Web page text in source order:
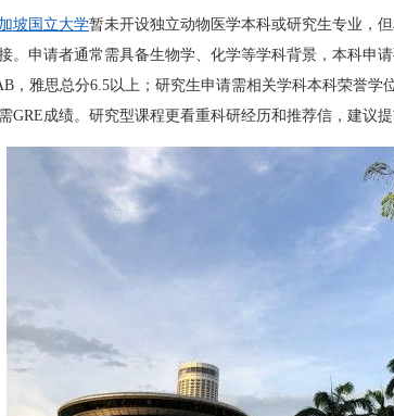
坡国立大学暂未开设独立动物医学本科或研究生专业，
。申请者通常需具备生物学、化学等学科背景，本科申
，雅思总分6.5以上；研究生申请需相关学科本科荣誉学
GRE成绩。研究型课程更看重科研经历和推荐信，建议